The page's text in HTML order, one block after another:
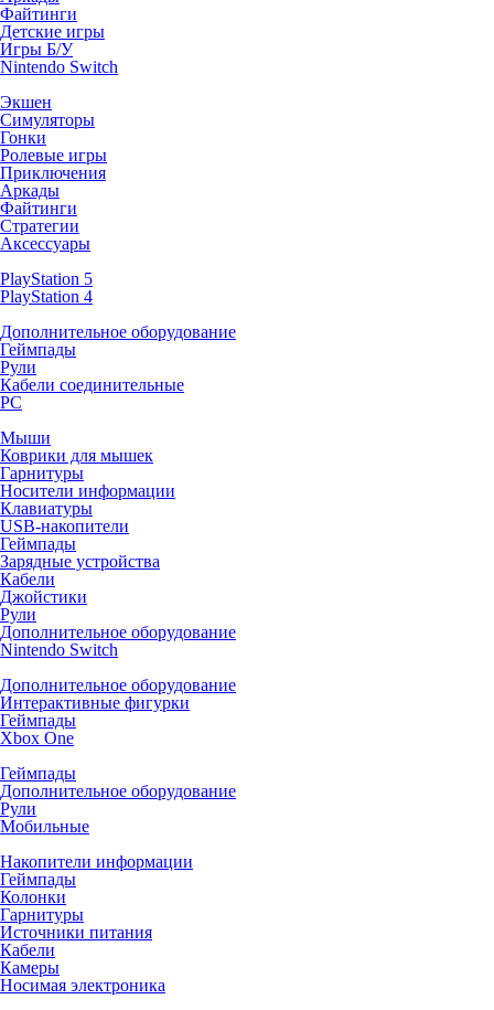
Файтинги
Детские игры
Игры Б/У
Nintendo Switch
Экшен
Симуляторы
Гонки
Ролевые игры
Приключения
Аркады
Файтинги
Стратегии
Аксессуары
PlayStation 5
PlayStation 4
Дополнительное оборудование
Геймпады
Рули
Кабели соединительные
PC
Мыши
Коврики для мышек
Гарнитуры
Носители информации
Клавиатуры
USB-накопители
Геймпады
Зарядные устройства
Кабели
Джойстики
Рули
Дополнительное оборудование
Nintendo Switch
Дополнительное оборудование
Интерактивные фигурки
Геймпады
Xbox One
Геймпады
Дополнительное оборудование
Рули
Мобильные
Накопители информации
Геймпады
Колонки
Гарнитуры
Источники питания
Кабели
Камеры
Носимая электроника